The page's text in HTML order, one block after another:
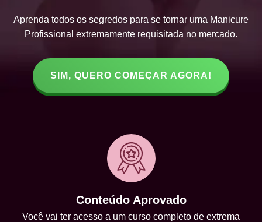
Aprenda todos os segredos para se tornar uma Manicure
Profissional extremamente requisitada no mercado.
SIM, QUERO COMEÇAR AGORA!
Conteúdo Aprovado
Você vai ter acesso a um curso completo de extrema